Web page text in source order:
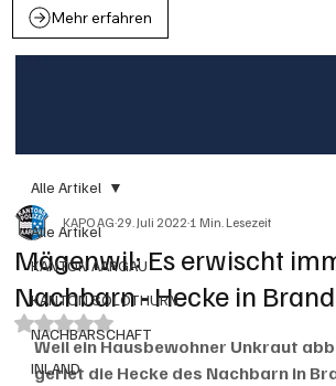
Mehr erfahren
Alle Artikel
KANTON AARGAU
KANTON SOLOTHURN
NACHBARSCHAFT
INLAND
Alle Artikel
Mägenwil: Es erwischt
Nachbarn - Hecke in
KAPO AG29. Juli 20221 Min. Lesezeit
Mit NaN von 5 Sternen bewertet.
Weil ein Hausbewohner Unkraut
geriet die Hecke des Nachbarn in